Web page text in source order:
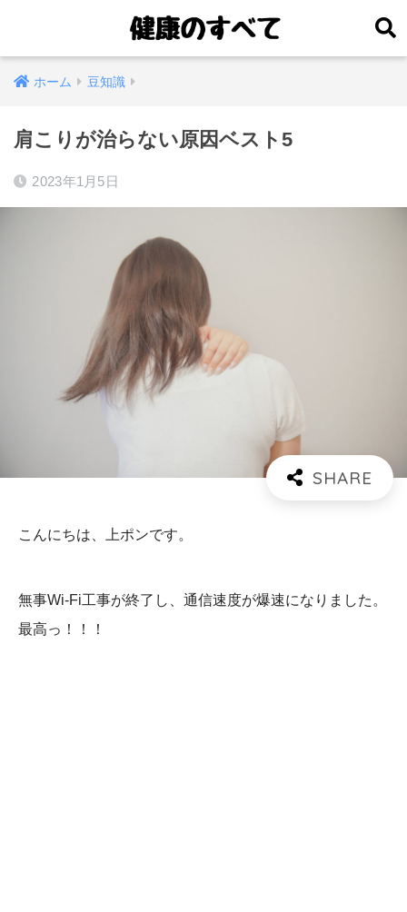
ホーム 豆知識
肩こりが治らない原因ベスト5
2023年1月5日
こんにちは、上ポンです。
無事Wi-Fi工事が終了し、通信速度が爆速になりました。
最高っ！！！